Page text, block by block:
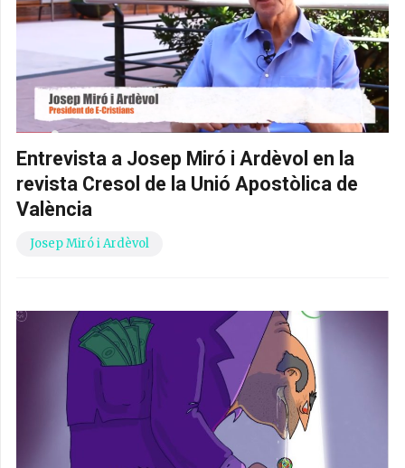
Entrevista a Josep Miró i Ardèvol en la
revista Cresol de la Unió Apostòlica de
València
Josep Miró i Ardèvol